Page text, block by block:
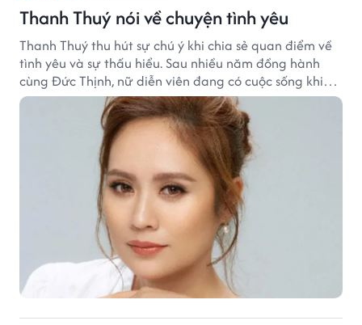
Thanh Thuý nói về chuyện tình yêu
Thanh Thuý thu hút sự chú ý khi chia sẻ quan điểm về
tình yêu và sự thấu hiểu. Sau nhiều năm đồng hành
cùng Đức Thịnh, nữ diễn viên đang có cuộc sống khiến
nhiều khán giả quan tâm.